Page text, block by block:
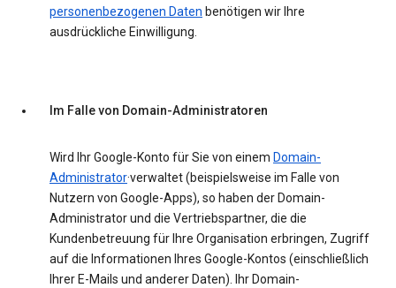
personenbezogenen Daten benötigen wir Ihre
ausdrückliche Einwilligung.
Im Falle von Domain-Administratoren
Wird Ihr Google-Konto für Sie von einem Domain-
Administrator·verwaltet (beispielsweise im Falle von
Nutzern von Google-Apps), so haben der Domain-
Administrator und die Vertriebspartner, die die
Kundenbetreuung für Ihre Organisation erbringen, Zugriff
auf die Informationen Ihres Google-Kontos (einschließlich
Ihrer E-Mails und anderer Daten). Ihr Domain-